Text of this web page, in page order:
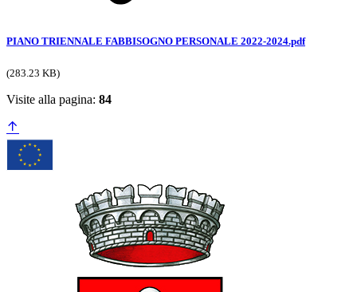
PIANO TRIENNALE FABBISOGNO PERSONALE 2022-2024.pdf
(283.23 KB)
Visite alla pagina: 84